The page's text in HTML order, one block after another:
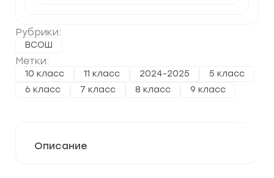
Рубрики:
ВСОШ
Метки:
10 класс 11 класс 2024-2025
5 класс
6 класс
7 класс 8 класс 9 класс
Описание